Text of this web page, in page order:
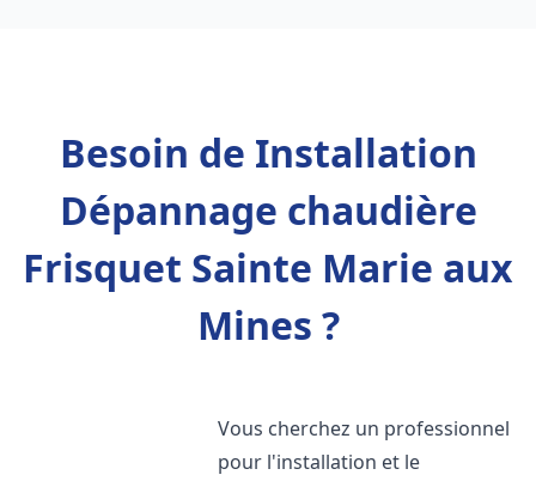
Besoin de Installation
Dépannage chaudière
Frisquet Sainte Marie aux
Mines ?
Vous cherchez un professionnel
pour l'installation et le